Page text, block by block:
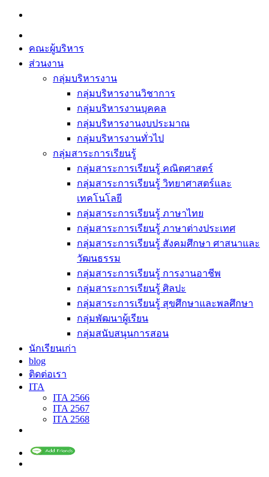
Skip
content
คณะผู้บริหาร
ส่วนงาน
กลุ่มบริหารงาน
กลุ่มบริหารงานวิชาการ
กลุ่มบริหารงานบุคคล
กลุ่มบริหารงานงบประมาณ
กลุ่มบริหารงานทั่วไป
กลุ่มสาระการเรียนรู้
กลุ่มสาระการเรียนรู้ คณิตศาสตร์
กลุ่มสาระการเรียนรู้ วิทยาศาสตร์และ
เทคโนโลยี
กลุ่มสาระการเรียนรู้ ภาษาไทย
กลุ่มสาระการเรียนรู้ ภาษาต่างประเทศ
กลุ่มสาระการเรียนรู้ สังคมศึกษา ศาสนาและ
วัฒนธรรม
กลุ่มสาระการเรียนรู้ การงานอาชีพ
กลุ่มสาระการเรียนรู้ ศิลปะ
กลุ่มสาระการเรียนรู้ สุขศึกษาและพลศึกษา
กลุ่มพัฒนาผู้เรียน
กลุ่มสนับสนุนการสอน
นักเรียนเก่า
blog
ติดต่อเรา
ITA
ITA 2566
ITA 2567
ITA 2568